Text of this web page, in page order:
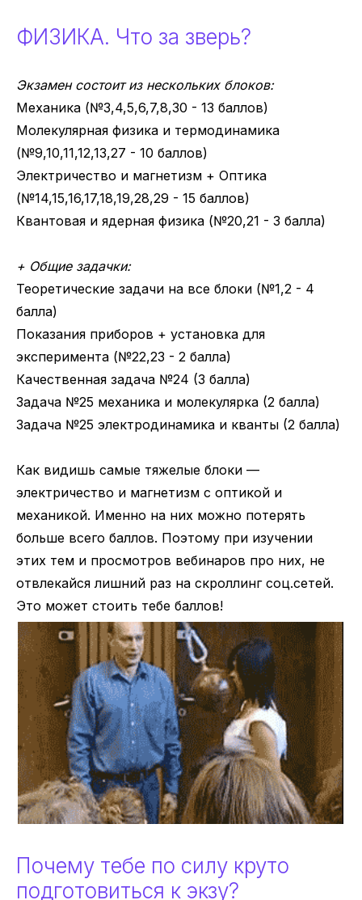
ФИЗИКА. Что за зверь?
Экзамен состоит из нескольких блоков:
Механика (№3,4,5,6,7,8,30 - 13 баллов)
Молекулярная физика и термодинамика
(№9,10,11,12,13,27 - 10 баллов)
Электричество и магнетизм + Оптика
(№14,15,16,17,18,19,28,29 - 15 баллов)
Квантовая и ядерная физика (№20,21 - 3 балла)
+ Общие задачки:
Теоретические задачи на все блоки (№1,2 - 4
балла)
Показания приборов + установка для
эксперимента (№22,23 - 2 балла)
Качественная задача №24 (3 балла)
Задача №25 механика и молекулярка (2 балла)
Задача №25 электродинамика и кванты (2 балла)
Как видишь самые тяжелые блоки —
электричество и магнетизм с оптикой и
механикой. Именно на них можно потерять
больше всего баллов. Поэтому при изучении
этих тем и просмотров вебинаров про них, не
отвлекайся лишний раз на скроллинг соц.сетей.
Это может стоить тебе баллов!
Почему тебе по силу круто
подготовиться к экзу?